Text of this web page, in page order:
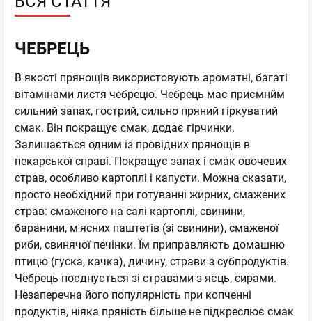
ЧЕБРЕЦЬ
В якості прянощів використовують ароматні, багаті
вітамінами листя чебрецю. Чебрець має приємнйм
сильний запах, гострий, сильно пряний гіркуватий
смак. Він покращує смак, додає гірчинки.
Залишається одним із провідних прянощів в
пекарської справі. Покращує запах і смак овочевих
страв, особливо картоплі і капусти. Можна сказати,
просто необхідний при готуванні жирних, смажених
страв: смаженого на салі картоплі, свинини,
баранини, м'ясних паштетів (зі свинини), смаженої
риби, свинячої печінки. Їм приправляють домашню
птицю (гуска, качка), дичину, страви з субпродуктів.
Чебрець поєднується зі стравами з яєць, сирами.
Незаперечна його популярність при копченні
продуктів, ніяка пряність більше не підкреслює смак